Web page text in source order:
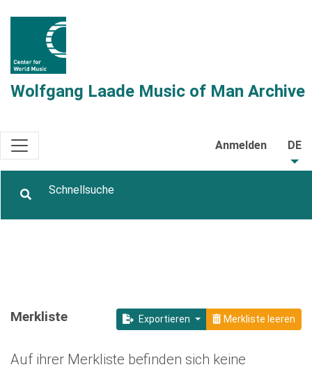
Wolfgang Laade Music of Man Archive
Anmelden DE
Exportieren Merkliste leeren
Merkliste
Auf ihrer Merkliste befinden sich keine